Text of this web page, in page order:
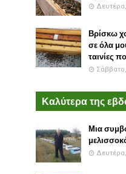
Δευτέρα,
Βρίσκω
σε όλα
ταινίες
Καλύτερα της
Μια
Δευτέρα,